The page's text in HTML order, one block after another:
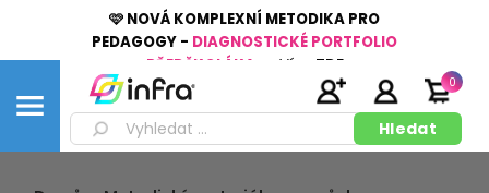
🩷 NOVÁ KOMPLEXNÍ METODIKA PRO
PEDAGOGY - DIAGNOSTICKÉ PORTFOLIO
PŘEDŠKOLÁKA
Více ZDE
0